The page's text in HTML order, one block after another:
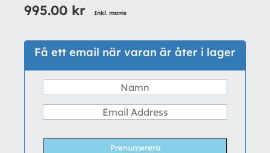
995.00 kr Inkl. moms
Få ett email när varan är åter i lager
Prenumerera